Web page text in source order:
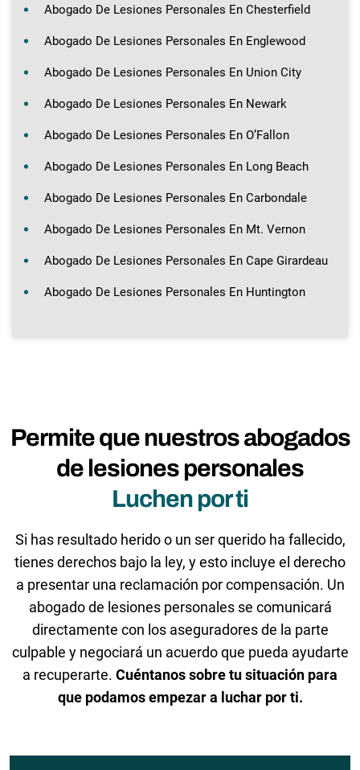
Abogado De Lesiones Personales En Chesterfield
Abogado De Lesiones Personales En Englewood
Abogado De Lesiones Personales En Union City
Abogado De Lesiones Personales En Newark
Abogado De Lesiones Personales En O’Fallon
Abogado De Lesiones Personales En Long Beach
Abogado De Lesiones Personales En Carbondale
Abogado De Lesiones Personales En Mt. Vernon
Abogado De Lesiones Personales En Cape Girardeau
Abogado De Lesiones Personales En Huntington
Permite que nuestros abogados
de lesiones personales
Luchen por ti
Si has resultado herido o un ser querido ha fallecido,
tienes derechos bajo la ley, y esto incluye el derecho
a presentar una reclamación por compensación. Un
abogado de lesiones personales se comunicará
directamente con los aseguradores de la parte
culpable y negociará un acuerdo que pueda ayudarte
a recuperarte. Cuéntanos sobre tu situación para
que podamos empezar a luchar por ti.